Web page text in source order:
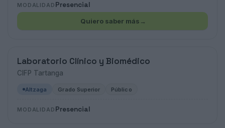
MODALIDAD Presencial
Quiero saber más →
Laboratorio Clínico y Biomédico
CIFP Tartanga
Altzaga Grado Superior Público
MODALIDAD Presencial